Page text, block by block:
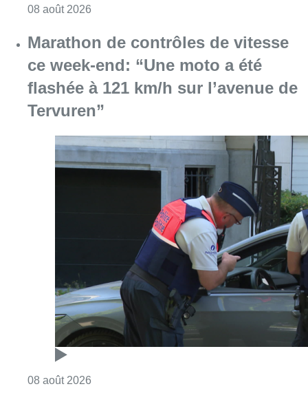
Consulter l'article "Marathon de contrôles
L’Union Saint-Gilloise attire
Bertram Kvist, milieu danois de 21
ans qui renforce les U23